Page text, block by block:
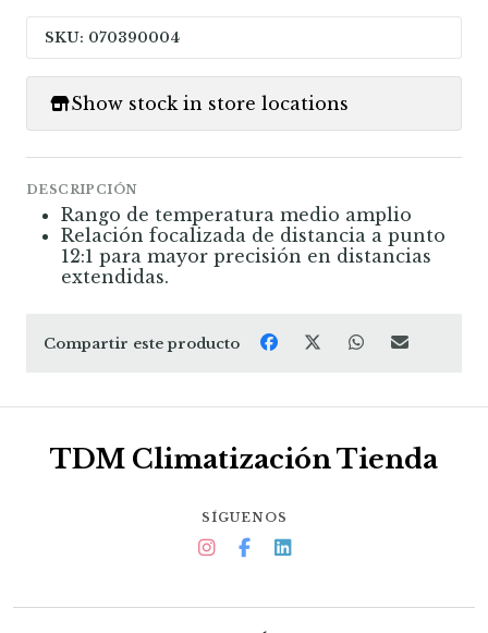
SKU: 070390004
Show stock in store locations
DESCRIPCIÓN
Rango de temperatura medio amplio
Relación focalizada de distancia a punto
12:1 para mayor precisión en distancias
extendidas.
Compartir este producto
TDM Climatización Tienda
SÍGUENOS